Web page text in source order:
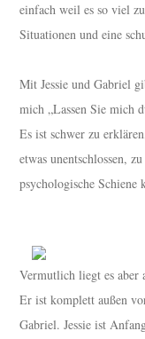
einfach weil es so viel
Situationen und eine
Mit Jessie und Gabriel
mich „Lassen Sie mich
Es ist schwer zu
etwas unentschlossen,
psychologische Schiene
Vermutlich liegt es aber
Er ist komplett außen
Gabriel. Jessie ist